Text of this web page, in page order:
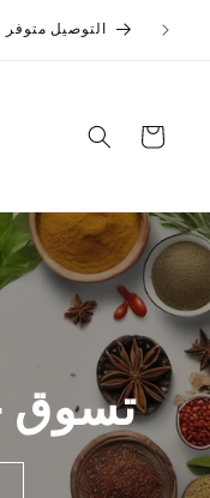
التوصيل
التسوق
تسوق